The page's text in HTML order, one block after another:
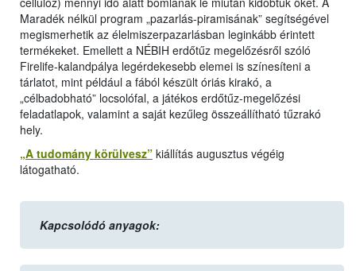
Maradék nélkül program „pazarlás-piramisának” segítségével
megismerhetik az élelmiszerpazarlásban leginkább érintett
termékeket. Emellett a NÉBIH erdőtűz megelőzésről szóló
Firelife-kalandpálya legérdekesebb elemei is színesíteni a
tárlatot, mint például a fából készült óriás kirakó, a
„célbadobható” locsolófal, a játékos erdőtűz-megelőzési
feladatlapok, valamint a saját kezűleg összeállítható tűzrakó
hely.
„A tudomány körülvesz” kiállítás augusztus végéig
látogatható.
Kapcsolódó anyagok: